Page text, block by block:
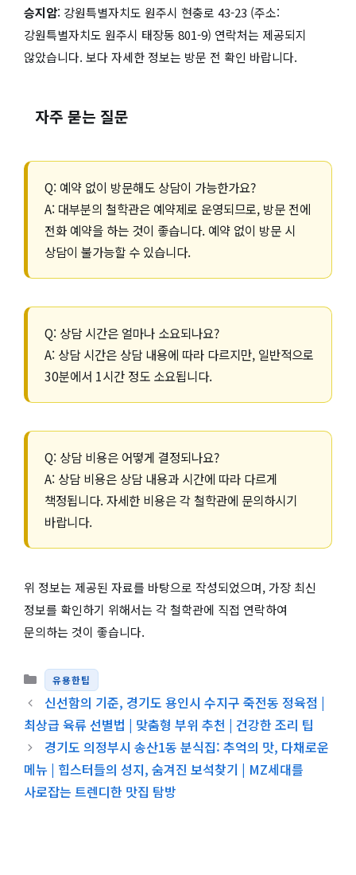
승지암: 강원특별자치도 원주시 현충로 43-23 (주소:
강원특별자치도 원주시 태장동 801-9) 연락처는 제공되지
않았습니다. 보다 자세한 정보는 방문 전 확인 바랍니다.
자주 묻는 질문
Q: 예약 없이 방문해도 상담이 가능한가요?
A: 대부분의 철학관은 예약제로 운영되므로, 방문 전에
전화 예약을 하는 것이 좋습니다. 예약 없이 방문 시
상담이 불가능할 수 있습니다.
Q: 상담 시간은 얼마나 소요되나요?
A: 상담 시간은 상담 내용에 따라 다르지만, 일반적으로
30분에서 1시간 정도 소요됩니다.
Q: 상담 비용은 어떻게 결정되나요?
A: 상담 비용은 상담 내용과 시간에 따라 다르게
책정됩니다. 자세한 비용은 각 철학관에 문의하시기
바랍니다.
위 정보는 제공된 자료를 바탕으로 작성되었으며, 가장 최신
정보를 확인하기 위해서는 각 철학관에 직접 연락하여
문의하는 것이 좋습니다.
카테고리
유용한팁
신선함의 기준, 경기도 용인시 수지구 죽전동 정육점 |
최상급 육류 선별법 | 맞춤형 부위 추천 | 건강한 조리 팁
경기도 의정부시 송산1동 분식집: 추억의 맛, 다채로운
메뉴 | 힙스터들의 성지, 숨겨진 보석찾기 | MZ세대를
사로잡는 트렌디한 맛집 탐방